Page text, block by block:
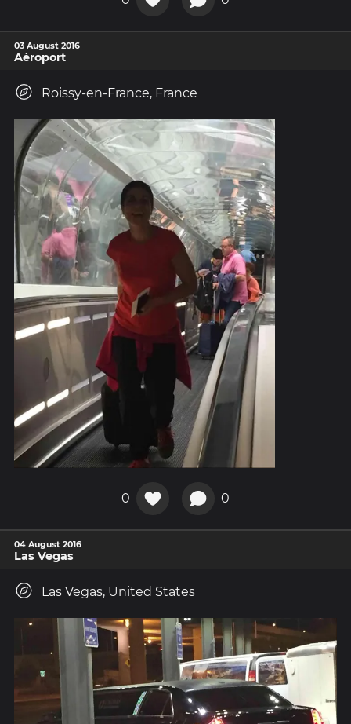
03 August 2016
Aéroport
Roissy-en-France, France
0 0
04 August 2016
Las Vegas
Las Vegas, United States